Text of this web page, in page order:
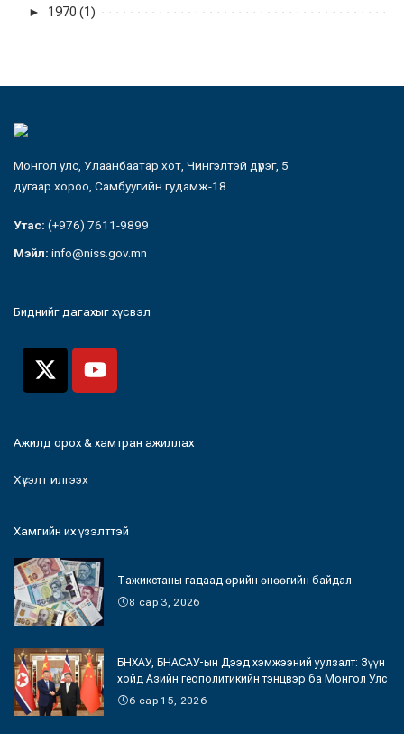
► 1970 (1)
Монгол улс, Улаанбаатар хот, Чингэлтэй дүүрэг, 5
дугаар хороо, Самбуугийн гудамж-18.
Утас: (+976) 7611-9899
Мэйл: info@niss.gov.mn
Биднийг дагахыг хүсвэл
Ажилд орох & хамтран ажиллах
Хүсэлт илгээх
Хамгийн их үзэлттэй
Тажикстаны гадаад өрийн өнөөгийн байдал
8 сар 3, 2026
БНХАУ, БНАСАУ-ын Дээд хэмжээний уулзалт: Зүүн
хойд Азийн геополитикийн тэнцвэр ба Монгол Улс
6 сар 15, 2026